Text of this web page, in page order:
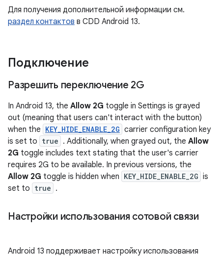
Для получения дополнительной информации см.
раздел контактов в CDD Android 13.
Подключение
Разрешить переключение 2G
In Android 13, the Allow 2G toggle in Settings is grayed
out (meaning that users can't interact with the button)
when the KEY_HIDE_ENABLE_2G carrier configuration key
is set to true . Additionally, when grayed out, the Allow
2G toggle includes text stating that the user's carrier
requires 2G to be available. In previous versions, the
Allow 2G toggle is hidden when KEY_HIDE_ENABLE_2G is
set to true .
Настройки использования сотовой связи
Android 13 поддерживает настройку использования